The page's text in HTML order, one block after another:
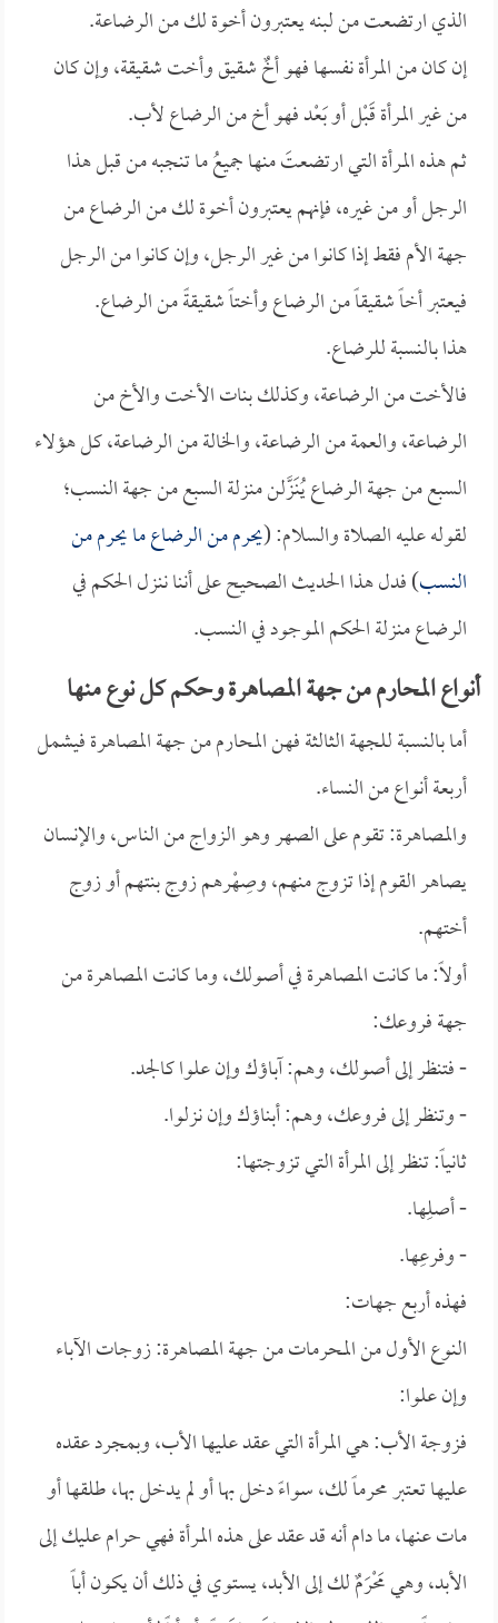
الذي ارتضعت من لبنه يعتبرون أخوة لك من الرضاعة.
إن كان من المرأة نفسها فهو أخٌ شقيق وأخت شقيقة، وإن كان
من غير المرأة قَبْل أو بَعْد فهو أخ من الرضاع لأب.
ثم هذه المرأة التي ارتضعتَ منها جميعُ ما تنجبه من قبل هذا
الرجل أو من غيره، فإنهم يعتبرون أخوة لك من الرضاع من
جهة الأم فقط إذا كانوا من غير الرجل، وإن كانوا من الرجل
فيعتبر أخاً شقيقاً من الرضاع وأختاً شقيقةً من الرضاع.
هذا بالنسبة للرضاع.
فالأخت من الرضاعة، وكذلك بنات الأخت والأخ من
الرضاعة، والعمة من الرضاعة، والخالة من الرضاعة، كل هؤلاء
السبع من جهة الرضاع يُنَزَّلن منزلة السبع من جهة النسب؛
لقوله عليه الصلاة والسلام: (يحرم من الرضاع ما يحرم من
النسب) فدل هذا الحديث الصحيح على أننا ننزل الحكم في
الرضاع منزلة الحكم الموجود في النسب.
أنواع المحارم من جهة المصاهرة وحكم كل نوع منها
أما بالنسبة للجهة الثالثة فهن المحارم من جهة المصاهرة فيشمل
أربعة أنواع من النساء.
والمصاهرة: تقوم على الصهر وهو الزواج من الناس، والإنسان
يصاهر القوم إذا تزوج منهم، وصِهْرهم زوج بنتهم أو زوج
أختهم.
أولاً: ما كانت المصاهرة في أصولك، وما كانت المصاهرة من
جهة فروعك:
- فتنظر إلى أصولك، وهم: آباؤك وإن علوا كالجد.
- وتنظر إلى فروعك، وهم: أبناؤك وإن نزلوا.
ثانياً: تنظر إلى المرأة التي تزوجتها:
- أصلِها.
- وفرعِها.
فهذه أربع جهات:
النوع الأول من المحرمات من جهة المصاهرة: زوجات الآباء
وإن علوا:
فزوجة الأب: هي المرأة التي عقد عليها الأب، وبمجرد عقده
عليها تعتبر محرماً لك، سواءً دخل بها أو لم يدخل بها، طلقها أو
مات عنها، ما دام أنه قد عقد على هذه المرأة فهي حرام عليك إلى
الأبد، وهي مَحْرَمٌ لك إلى الأبد، يستوي في ذلك أن يكون أباً